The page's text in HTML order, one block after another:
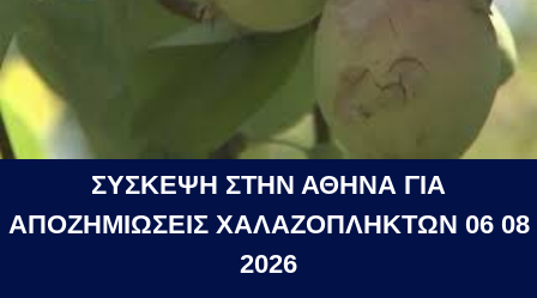
ΣΥΣΚΕΨΗ ΣΤΗΝ ΑΘΗΝΑ ΓΙΑ
ΑΠΟΖΗΜΙΩΣΕΙΣ ΧΑΛΑΖΟΠΛΗΚΤΩΝ 06 08
2026